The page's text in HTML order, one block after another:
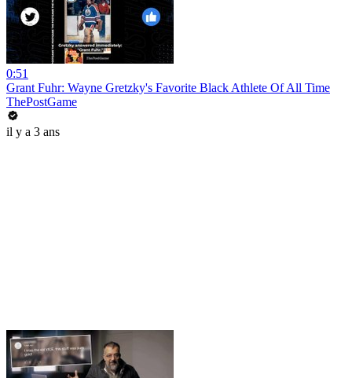
0:51
Grant Fuhr: Wayne Gretzky's Favorite Black Athlete Of All Time
ThePostGame
il y a 3 ans